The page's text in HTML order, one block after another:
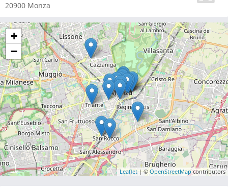
20900 Monza
+
−
Leaflet | © OpenStreetMapcontributors